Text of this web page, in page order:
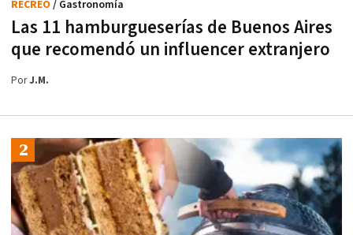
Las 11 hamburgueserías de Buenos Aires
que recomendó un influencer extranjero
RECREO / Gastronomía
PorJ.M.